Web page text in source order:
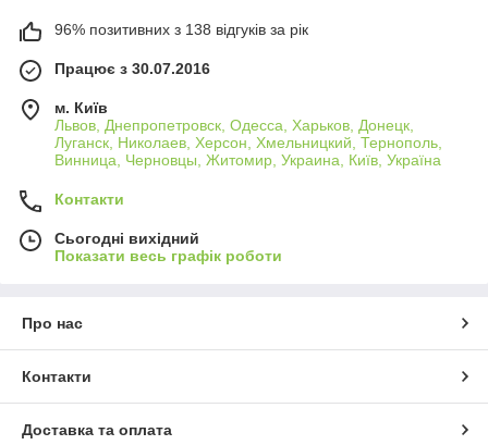
96% позитивних з 138 відгуків за рік
Працює з 30.07.2016
м. Київ
Львов, Днепропетровск, Одесса, Харьков, Донецк,
Луганск, Николаев, Херсон, Хмельницкий, Тернополь,
Винница, Черновцы, Житомир, Украина, Київ, Україна
Контакти
Сьогодні вихідний
Показати весь графік роботи
Про нас
Контакти
Доставка та оплата